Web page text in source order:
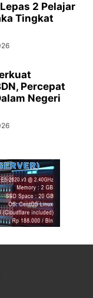
2 Pelajar
Tingkat
Percepat
Negeri